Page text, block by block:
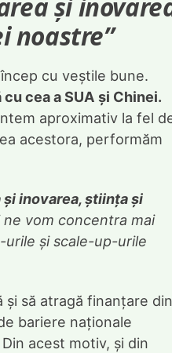
și
noastre”
cu veștile bune.
cea a SUA și Chinei.
aproximativ la fel
acestora, performăm
inovarea, știința și
ne vom concentra mai
urile și scale-up-urile
să atragă finanțare din
bariere naționale
acest motiv, și din